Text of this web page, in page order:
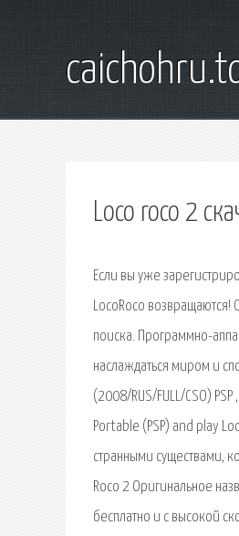
Loco roco 2
Если вы уже
LocoRoco
поиска. Программно-
наслаждаться миром и
(2008/RUS/FULL/CSO)
Portable (PSP) and play
странными существами,
Roco 2 Оригинальное
бесплатно и с высокой